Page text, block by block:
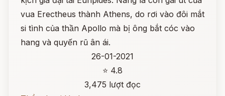
vua Erectheus thành Athens, do rơi vào đôi mắt
si tình của thần Apollo mà bị ông bắt cóc vào
hang và quyến rũ ân ái.
26-01-2021
⭐ 4.8
3,475 lượt đọc